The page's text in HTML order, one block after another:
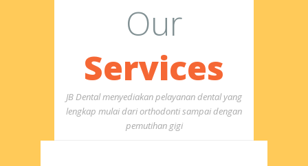
Our
Services
JB Dental menyediakan pelayanan dental yang
lengkap mulai dari orthodonti sampai dengan
pemutihan gigi